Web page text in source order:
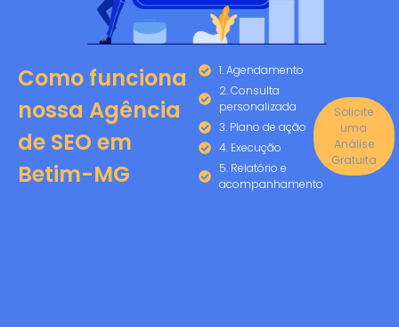
Como funciona
nossa Agência
de SEO em
Betim-MG
1. Agendamento
2. Consulta
personalizada
3. Plano de ação
4. Execução
5. Relatório e
acompanhamento
Solicite
uma
Análise
Gratuita